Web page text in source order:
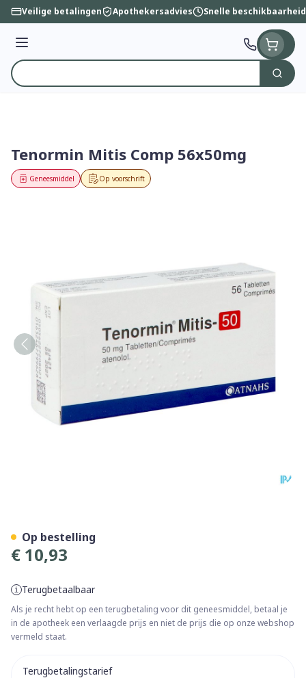
Ga naar de inhoud
Veilige betalingen Apothekersadvies Snelle beschikbaarheid
Menu
Product, merk, categorie...
Zoek
Tenormin Mitis Comp 56x50mg
Op voorschrift
Geneesmiddel
€ 10,93
Terugbetaalbaar
Als je recht hebt op een terugbetaling voor dit geneesmiddel, betaal je
in de apotheek een verlaagde prijs en niet de prijs die op onze webshop
vermeld staat.
Terugbetalingstarief
Op bestelling